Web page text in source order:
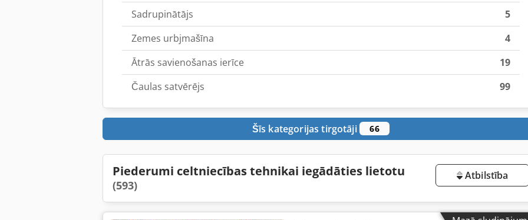
Sadrupinātājs
5
Zemes urbjmašīna
4
Ātrās savienošanas ierīce
19
Čaulas satvērējs
99
Šīs kategorijas tirgotāji 66
Piederumi celtniecības tehnikai iegādāties lietotu
(593)
Atbilstība